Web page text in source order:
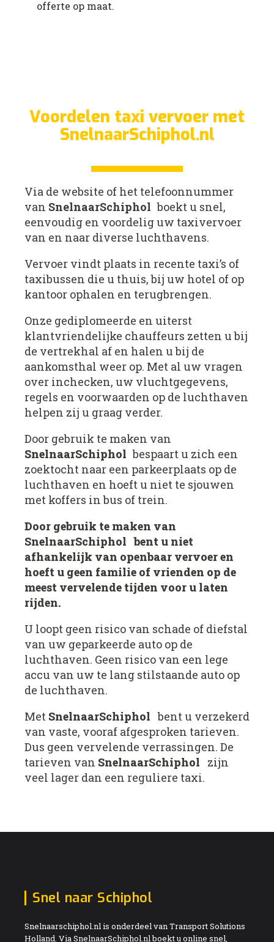
offerte op maat.
Voordelen taxi vervoer met
SnelnaarSchiphol.nl
Via de website of het telefoonnummer
van SnelnaarSchiphol boekt u snel,
eenvoudig en voordelig uw taxivervoer
van en naar diverse luchthavens.
Vervoer vindt plaats in recente taxi’s of
taxibussen die u thuis, bij uw hotel of op
kantoor ophalen en terugbrengen.
Onze gediplomeerde en uiterst
klantvriendelijke chauffeurs zetten u bij
de vertrekhal af en halen u bij de
aankomsthal weer op. Met al uw vragen
over inchecken, uw vluchtgegevens,
regels en voorwaarden op de luchthaven
helpen zij u graag verder.
Door gebruik te maken van
SnelnaarSchiphol bespaart u zich een
zoektocht naar een parkeerplaats op de
luchthaven en hoeft u niet te sjouwen
met koffers in bus of trein.
Door gebruik te maken van
SnelnaarSchiphol bent u niet
afhankelijk van openbaar vervoer en
hoeft u geen familie of vrienden op de
meest vervelende tijden voor u laten
rijden.
U loopt geen risico van schade of diefstal
van uw geparkeerde auto op de
luchthaven. Geen risico van een lege
accu van uw te lang stilstaande auto op
de luchthaven.
Met SnelnaarSchiphol bent u verzekerd
van vaste, vooraf afgesproken tarieven.
Dus geen vervelende verrassingen. De
tarieven van SnelnaarSchiphol zijn
veel lager dan een reguliere taxi.
Snel naar Schiphol
Snelnaarschiphol.nl is onderdeel van Transport Solutions
Holland. Via SnelnaarSchiphol.nl boekt u online snel,